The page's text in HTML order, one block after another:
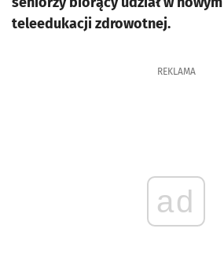
teleedukacji zdrowotnej.
REKLAMA
ad